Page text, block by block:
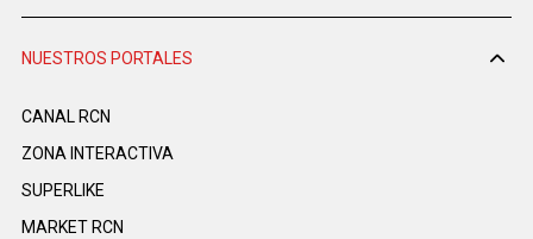
NUESTROS PORTALES
CANAL RCN
ZONA INTERACTIVA
SUPERLIKE
MARKET RCN